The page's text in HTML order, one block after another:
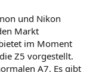
und Nikon
Markt
im Moment
Z5 vorgestellt.
A7. Es gibt